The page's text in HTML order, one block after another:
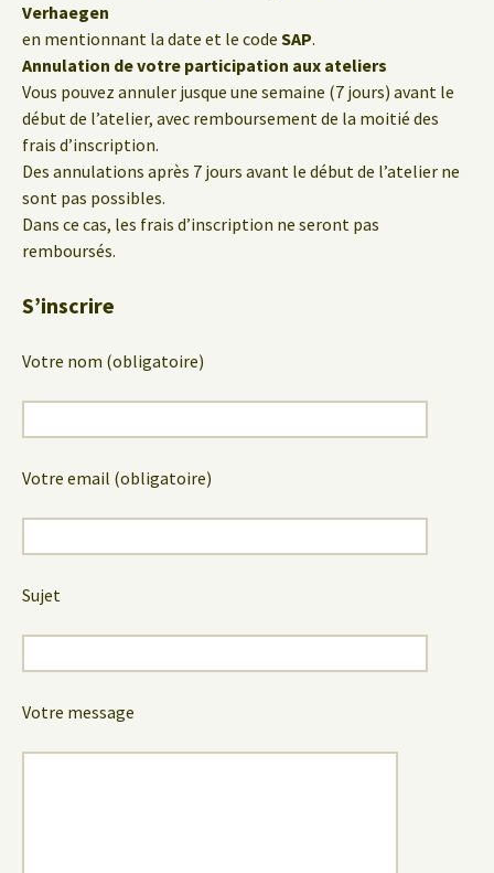
Verhaegen
en mentionnant la date et le code SAP.
Annulation de votre participation aux ateliers
Vous pouvez annuler jusque une semaine (7 jours) avant le
début de l’atelier, avec remboursement de la moitié des
frais d’inscription.
Des annulations après 7 jours avant le début de l’atelier ne
sont pas possibles.
Dans ce cas, les frais d’inscription ne seront pas
remboursés.
S’inscrire
Votre nom (obligatoire)
Votre email (obligatoire)
Sujet
Votre message